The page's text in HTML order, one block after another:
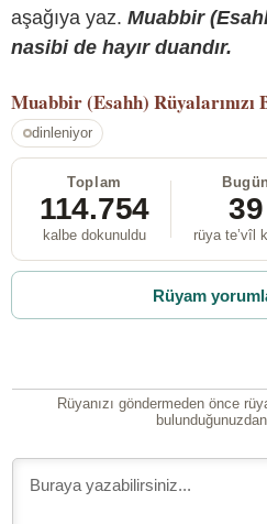
aşağıya yaz. Muabbir
nasibi de hayır duandır.
Muabbir (Esahh)
dinleniyor
Toplam
114.754
kalbe dokunuldu
Bugün
39
rüya te’vîl
Rüyam
Rüyanızı göndermeden önce